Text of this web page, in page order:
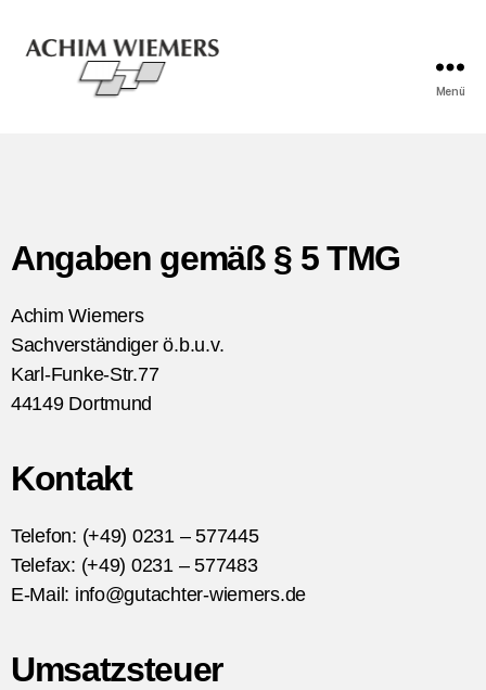
Menü
Angaben gemäß § 5 TMG
Achim Wiemers
Sachverständiger ö.b.u.v.
Karl-Funke-Str.77
44149 Dortmund
Kontakt
Telefon: (+49) 0231 – 577445
Telefax: (+49) 0231 – 577483
E-Mail: info@gutachter-wiemers.de
Umsatzsteuer